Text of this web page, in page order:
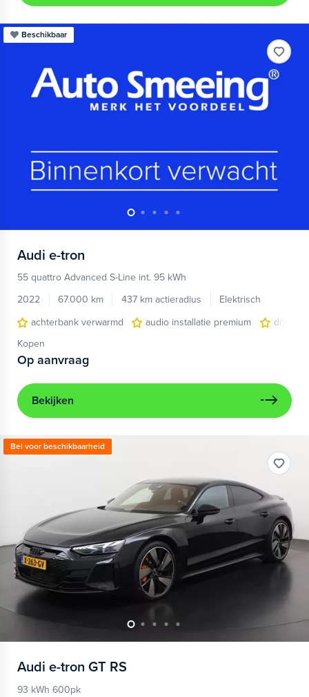
Beschikbaar
Audi e-tron
55 quattro Advanced S-Line int. 95 kWh
2022
67.000 km 437 km actieradius
Elektrisch
achterbank verwarmd
audio installatie premium
Kopen
Op aanvraag
Bekijken
Bel voor beschikbaarheid
Audi e-tron GT RS
93 kWh 600pk